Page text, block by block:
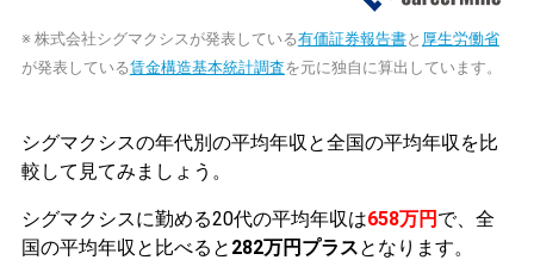
※ 株式会社シグマクシスが発表している有価証券報告書と 厚生労働省
が発表している賃金構造基本統計調査を元に独自に算出しています。
シグマクシスの年代別の平均年収と全国の平均年収を比
較して見てみましょう。
シグマクシスに勤める20代の平均年収は658万円 で、全
国の平均年収と比べると 282万円プラスとなります。